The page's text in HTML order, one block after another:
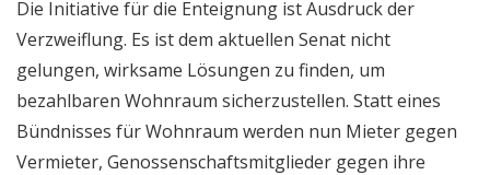
Die Initiative für die Enteignung ist Ausdruck der
Verzweiflung. Es ist dem aktuellen Senat nicht
gelungen, wirksame Lösungen zu finden, um
bezahlbaren Wohnraum sicherzustellen. Statt eines
Bündnisses für Wohnraum werden nun Mieter gegen
Vermieter, Genossenschaftsmitglieder gegen ihre